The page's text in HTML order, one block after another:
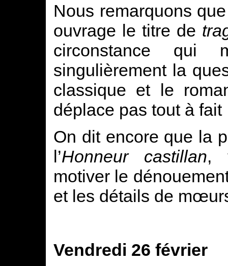
Nous remarquons
ouvrage le titre de
circonstance qui
singulièrement la
classique et le
déplace pas tout à fait
On dit encore que la
l’Honneur castillan,
motiver le
et les détails de
Vendredi 26 février